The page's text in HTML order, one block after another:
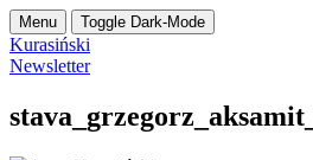
Menu Toggle Dark-Mode
Kurasiński
Newsletter